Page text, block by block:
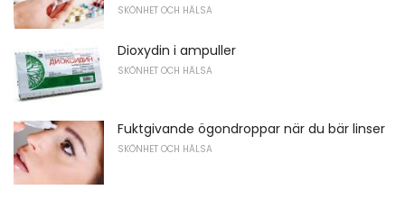
SKÖNHET OCH HÄLSA
Dioxydin i ampuller
SKÖNHET OCH HÄLSA
Fuktgivande ögondroppar när du bär linser
SKÖNHET OCH HÄLSA